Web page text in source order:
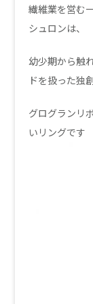
繊維業を営む
シュロンは、
幼少期から触
ドを扱った独
グログランリ
いリングです